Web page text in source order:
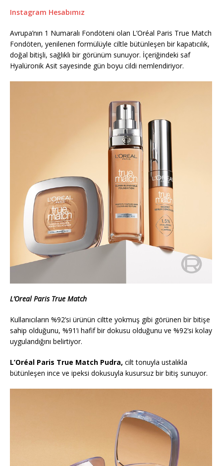
Instagram Hesabımız
Avrupa’nın 1 Numaralı Fondöteni olan L’Oréal Paris True Match
Fondöten, yenilenen formülüyle ciltle bütünleşen bir kapatıcılık,
doğal bitişli, sağlıklı bir görünüm sunuyor. İçeriğindeki saf
Hyalüronik Asit sayesinde gün boyu cildi nemlendiriyor.
L’Oreal Paris True Match
Kullanıcıların %92’si ürünün ciltte yokmuş gibi görünen bir bitişe
sahip olduğunu, %91’i hafif bir dokusu olduğunu ve %92’si kolay
uygulandığını belirtiyor.
L’Oréal Paris True Match Pudra, cilt tonuyla ustalıkla
bütünleşen ince ve ipeksi dokusuyla kusursuz bir bitiş sunuyor.